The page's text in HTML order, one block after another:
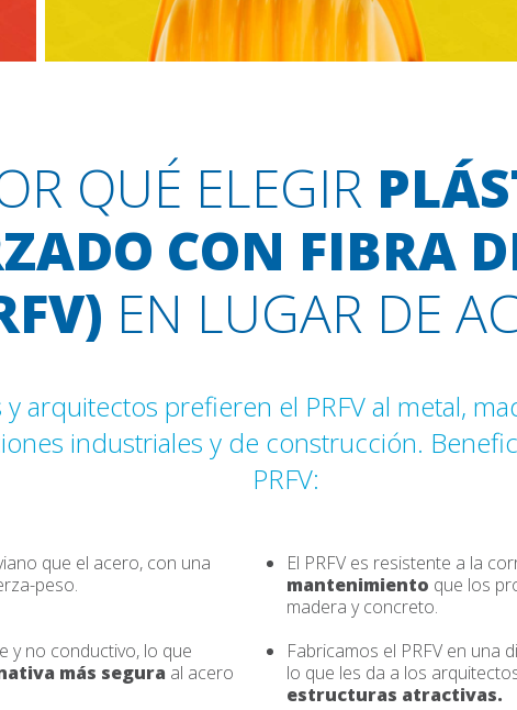
QUÉ ELEGIR
CON FIBRA
EN LUGAR DE
arquitectos prefieren el PRFV al metal,
industriales y de construcción.
PRFV:
que el acero, con una
peso.
El PRFV es resistente a la
mantenimiento que los
madera y concreto.
y no conductivo, lo que
más segura al acero
Fabricamos el PRFV en una
lo que les da a los
estructuras atractivas.